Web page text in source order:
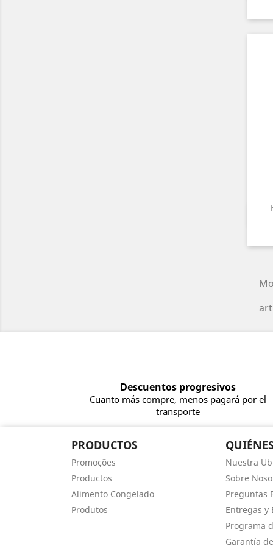
Descuentos progresivos
Cuanto más compre, menos pagará por el
transporte
PRODUCTOS
Promoções
Productos
Alimento Congelado
Produtos
Nuestra
Sobre
Preguntas
Entregas y
Programa
Garantía